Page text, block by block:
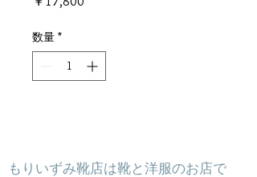
数量 *
​もりいずみ靴店は靴と洋服のお店で